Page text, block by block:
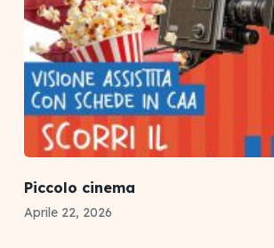
Piccolo cinema
Aprile 22, 2026